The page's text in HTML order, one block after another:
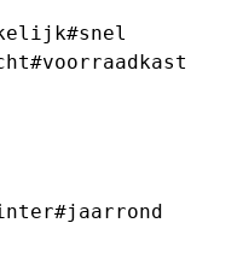
#snel
#voorraadkast
#jaarrond